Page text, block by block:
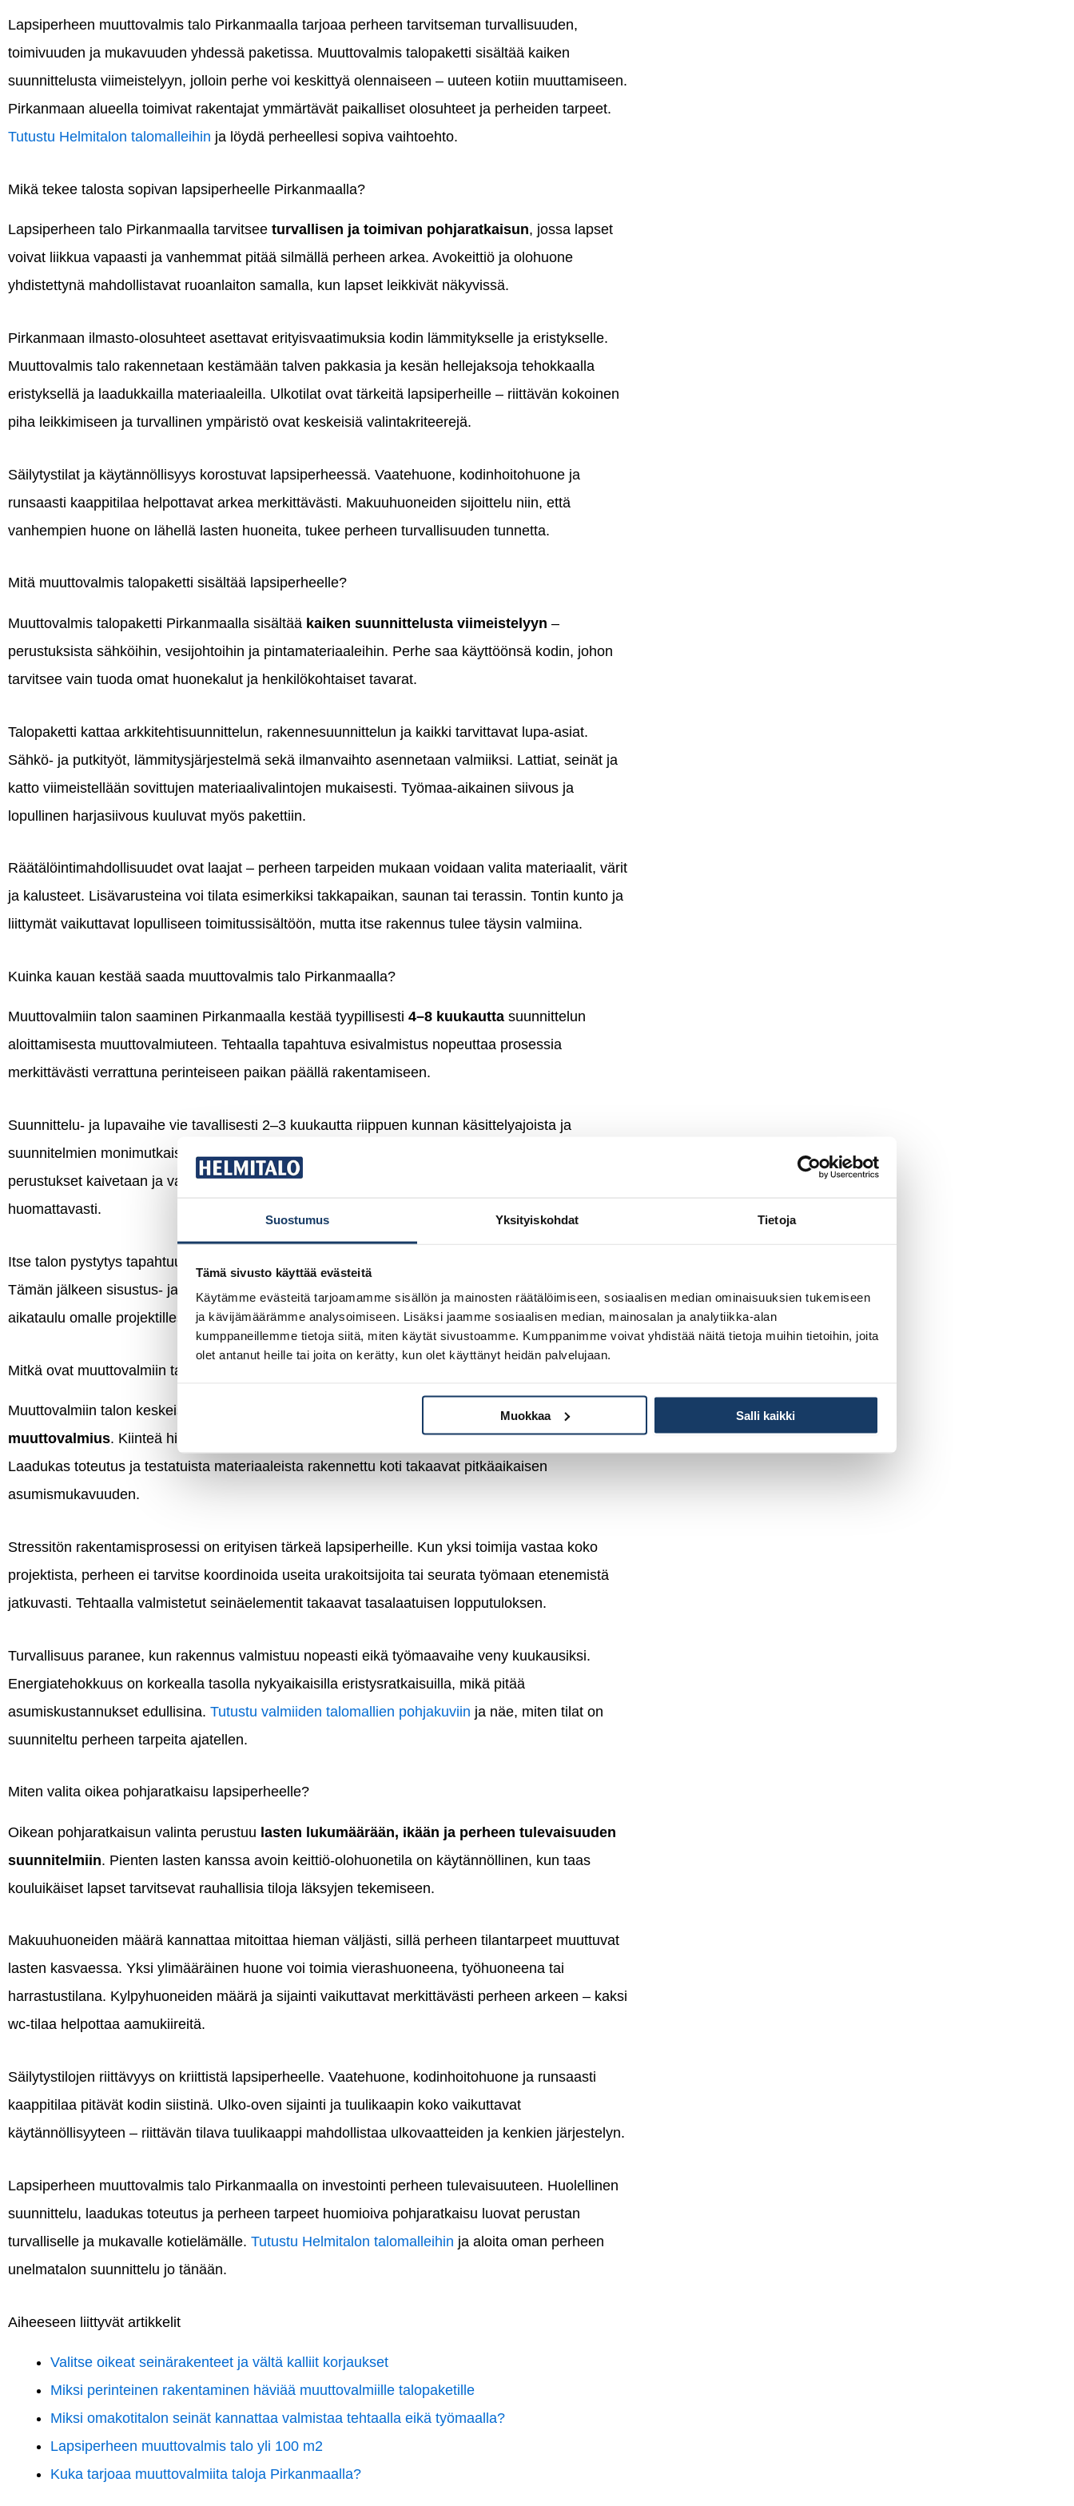
Suostumus Yksityiskohdat Tietoja
Tämä sivusto käyttää evästeitä
Käytämme evästeitä tarjoamamme sisällön ja mainosten räätälöimiseen, sosiaalisen median ominaisuuksien tukemiseen
ja kävijämäärämme analysoimiseen. Lisäksi jaamme sosiaalisen median, mainosalan ja analytiikka-alan
kumppaneillemme tietoja siitä, miten käytät sivustoamme. Kumppanimme voivat yhdistää näitä tietoja muihin tietoihin, joita
olet antanut heille tai joita on kerätty, kun olet käyttänyt heidän palvelujaan.
Muokkaa Salli kaikki
Lapsiperheen muuttovalmis talo Pirkanmaalla tarjoaa perheen tarvitseman turvallisuuden,
toimivuuden ja mukavuuden yhdessä paketissa. Muuttovalmis talopaketti sisältää kaiken
suunnittelusta viimeistelyyn, jolloin perhe voi keskittyä olennaiseen – uuteen kotiin muuttamiseen.
Pirkanmaan alueella toimivat rakentajat ymmärtävät paikalliset olosuhteet ja perheiden tarpeet.
Tutustu Helmitalon talomalleihin ja löydä perheellesi sopiva vaihtoehto.
Mikä tekee talosta sopivan lapsiperheelle Pirkanmaalla?
Lapsiperheen talo Pirkanmaalla tarvitsee turvallisen ja toimivan pohjaratkaisun, jossa lapset
voivat liikkua vapaasti ja vanhemmat pitää silmällä perheen arkea. Avokeittiö ja olohuone
yhdistettynä mahdollistavat ruoanlaiton samalla, kun lapset leikkivät näkyvissä.
Pirkanmaan ilmasto-olosuhteet asettavat erityisvaatimuksia kodin lämmitykselle ja eristykselle.
Muuttovalmis talo rakennetaan kestämään talven pakkasia ja kesän hellejaksoja tehokkaalla
eristyksellä ja laadukkailla materiaaleilla. Ulkotilat ovat tärkeitä lapsiperheille – riittävän kokoinen
piha leikkimiseen ja turvallinen ympäristö ovat keskeisiä valintakriteerejä.
Säilytystilat ja käytännöllisyys korostuvat lapsiperheessä. Vaatehuone, kodinhoitohuone ja
runsaasti kaappitilaa helpottavat arkea merkittävästi. Makuuhuoneiden sijoittelu niin, että
vanhempien huone on lähellä lasten huoneita, tukee perheen turvallisuuden tunnetta.
Mitä muuttovalmis talopaketti sisältää lapsiperheelle?
Muuttovalmis talopaketti Pirkanmaalla sisältää kaiken suunnittelusta viimeistelyyn –
perustuksista sähköihin, vesijohtoihin ja pintamateriaaleihin. Perhe saa käyttöönsä kodin, johon
tarvitsee vain tuoda omat huonekalut ja henkilökohtaiset tavarat.
Talopaketti kattaa arkkitehtisuunnittelun, rakennesuunnittelun ja kaikki tarvittavat lupa-asiat.
Sähkö- ja putkityöt, lämmitysjärjestelmä sekä ilmanvaihto asennetaan valmiiksi. Lattiat, seinät ja
katto viimeistellään sovittujen materiaalivalintojen mukaisesti. Työmaa-aikainen siivous ja
lopullinen harjasiivous kuuluvat myös pakettiin.
Räätälöintimahdollisuudet ovat laajat – perheen tarpeiden mukaan voidaan valita materiaalit, värit
ja kalusteet. Lisävarusteina voi tilata esimerkiksi takkapaikan, saunan tai terassin. Tontin kunto ja
liittymät vaikuttavat lopulliseen toimitussisältöön, mutta itse rakennus tulee täysin valmiina.
Kuinka kauan kestää saada muuttovalmis talo Pirkanmaalla?
Muuttovalmiin talon saaminen Pirkanmaalla kestää tyypillisesti 4–8 kuukautta suunnittelun
aloittamisesta muuttovalmiuteen. Tehtaalla tapahtuva esivalmistus nopeuttaa prosessia
merkittävästi verrattuna perinteiseen paikan päällä rakentamiseen.
Suunnittelu- ja lupavaihe vie tavallisesti 2–3 kuukautta riippuen kunnan käsittelyajoista ja
suunnitelmien monimutkaisuudesta. Seinäelementit valmistetaan tehtaalla samaan aikaan, kun
perustukset kaivetaan ja valetaan tontilla. Tämä rinnakkainen työskentely säästää aikaa
huomattavasti.
Itse talon pystytys tapahtuu yhdessä päivässä, kun seinäelementit tuodaan tehtaalta tontille.
Tämän jälkeen sisustus- ja viimeistelytyöt vievät 2–3 kuukautta.Ota yhteyttä
ja kysy tarkempi
aikataulu omalle projektillesi.
Mitkä ovat muuttovalmiin talon edut lapsiperheelle?
Muuttovalmiin talon keskeiset edut lapsiperheelle ovat
ennustettavat kustannukset ja nopea
muuttovalmius. Kiinteä hinta ilman yllätyksiä helpottaa perheen taloussuunnittelua merkittävästi.
Laadukas toteutus ja testatuista materiaaleista rakennettu koti takaavat pitkäaikaisen
asumismukavuuden.
Stressitön rakentamisprosessi on erityisen tärkeä lapsiperheille. Kun yksi toimija vastaa koko
projektista, perheen ei tarvitse koordinoida useita urakoitsijoita tai seurata työmaan etenemistä
jatkuvasti. Tehtaalla valmistetut seinäelementit takaavat tasalaatuisen lopputuloksen.
Turvallisuus paranee, kun rakennus valmistuu nopeasti eikä työmaavaihe veny kuukausiksi.
Energiatehokkuus on korkealla tasolla nykyaikaisilla eristysratkaisuilla, mikä pitää
asumiskustannukset edullisina. Tutustu valmiiden talomallien pohjakuviin ja näe, miten tilat on
suunniteltu perheen tarpeita ajatellen.
Miten valita oikea pohjaratkaisu lapsiperheelle?
Oikean pohjaratkaisun valinta perustuu lasten lukumäärään, ikään ja perheen tulevaisuuden
suunnitelmiin. Pienten lasten kanssa avoin keittiö-olohuonetila on käytännöllinen, kun taas
kouluikäiset lapset tarvitsevat rauhallisia tiloja läksyjen tekemiseen.
Makuuhuoneiden määrä kannattaa mitoittaa hieman väljästi, sillä perheen tilantarpeet muuttuvat
lasten kasvaessa. Yksi ylimääräinen huone voi toimia vierashuoneena, työhuoneena tai
harrastustilana. Kylpyhuoneiden määrä ja sijainti vaikuttavat merkittävästi perheen arkeen – kaksi
wc-tilaa helpottaa aamukiireitä.
Säilytystilojen riittävyys on kriittistä lapsiperheelle. Vaatehuone, kodinhoitohuone ja runsaasti
kaappitilaa pitävät kodin siistinä. Ulko-oven sijainti ja tuulikaapin koko vaikuttavat
käytännöllisyyteen – riittävän tilava tuulikaappi mahdollistaa ulkovaatteiden ja kenkien järjestelyn.
Lapsiperheen muuttovalmis talo Pirkanmaalla on investointi perheen tulevaisuuteen. Huolellinen
suunnittelu, laadukas toteutus ja perheen tarpeet huomioiva pohjaratkaisu luovat perustan
turvalliselle ja mukavalle kotielämälle. Tutustu Helmitalon talomalleihin ja aloita oman perheen
unelmatalon suunnittelu jo tänään.
Aiheeseen liittyvät artikkelit
Valitse oikeat seinärakenteet ja vältä kalliit korjaukset
Miksi perinteinen rakentaminen häviää muuttovalmiille talopaketille
Miksi omakotitalon seinät kannattaa valmistaa tehtaalla eikä työmaalla?
Lapsiperheen muuttovalmis talo yli 100 m2
Kuka tarjoaa muuttovalmiita taloja Pirkanmaalla?